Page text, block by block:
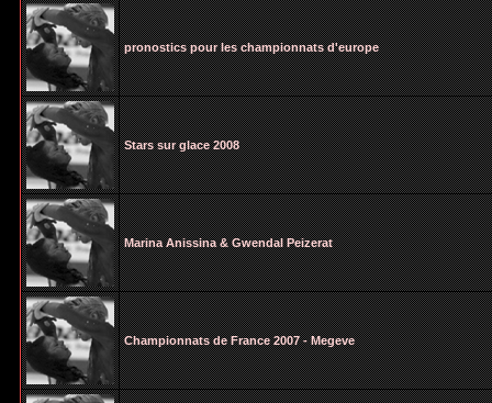
pronostics pour les championnats d'europe
Stars sur glace 2008
Marina Anissina & Gwendal Peizerat
Championnats de France 2007 - Megeve